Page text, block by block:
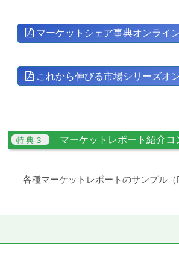
マーケットシェア事典オンライ
これから伸びる市場シリーズオ
マーケットレポート紹介コ
各種マーケットレポートのサンプル